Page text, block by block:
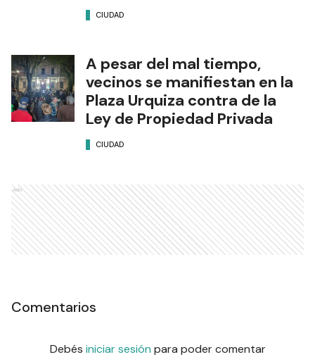
CIUDAD
A pesar del mal tiempo,
vecinos se manifiestan en la
Plaza Urquiza contra de la
Ley de Propiedad Privada
CIUDAD
Ads
Comentarios
Debés iniciar sesión para poder comentar